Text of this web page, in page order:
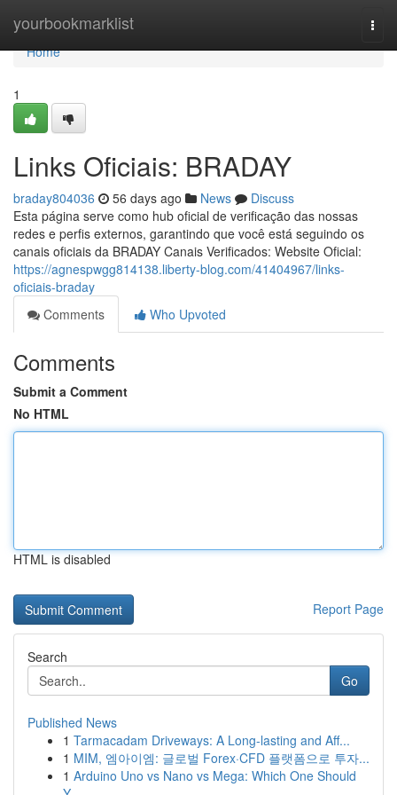
yourbookmarklist
Home
Home
1
Links Oficiais: BRADAY
braday804036 56 days ago News
Discuss
Esta página serve como hub oficial de verificação das nossas
redes e perfis externos, garantindo que você está seguindo os
canais oficiais da BRADAY Canais Verificados: Website Oficial:
https://agnespwgg814138.liberty-blog.com/41404967/links-
oficiais-braday
Comments
Who Upvoted
Comments
Submit a Comment
No HTML
HTML is disabled
Report Page
Search
Go
Published News
1 Tarmacadam Driveways: A Long-lasting and Aff...
1 MIM, 엠아이엠: 글로벌 Forex·CFD 플랫폼으로 투자...
1 Arduino Uno vs Nano vs Mega: Which One Should